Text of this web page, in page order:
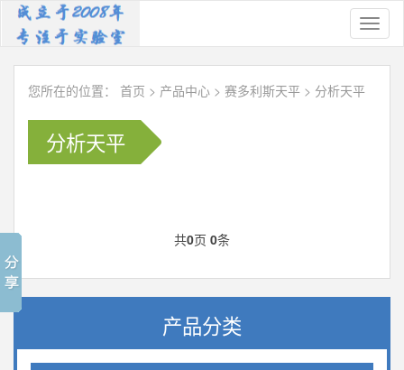
您所在的位置： 首页 > 产品中心 > 赛多利斯天平 > 分析天平
分析天平
共0页 0条
产品分类